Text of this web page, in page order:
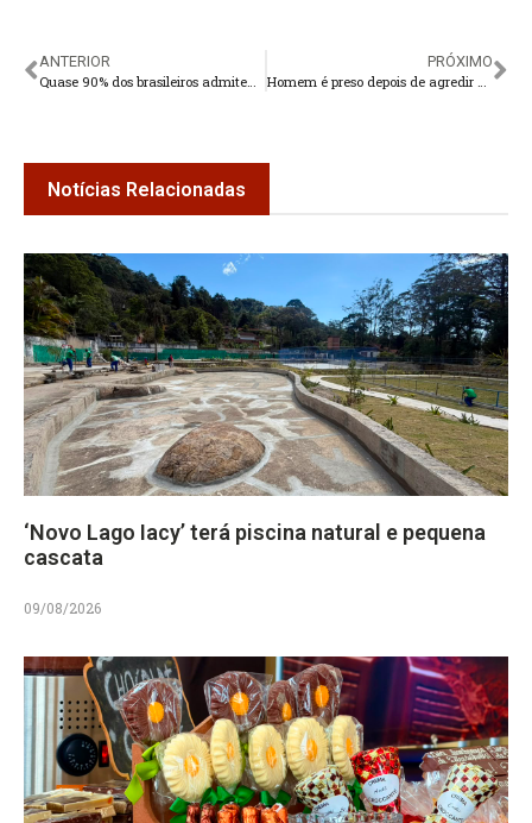
ANTERIOR
PRÓXIMO
Notícias Relacionadas
‘Novo Lago Iacy’ terá piscina natural e pequena
cascata
09/08/2026